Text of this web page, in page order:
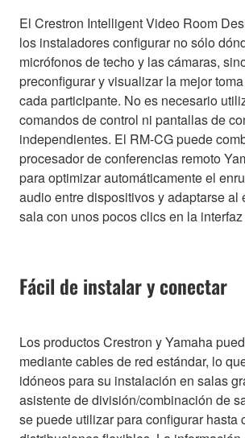
El Crestron Intelligent Video Room
los instaladores configurar no sólo
micrófonos de techo y las cámaras,
preconfigurar y visualizar la mejor
cada participante. No es necesario
comandos de control ni pantallas de
independientes. El RM-CG puede
procesador de conferencias remoto
para optimizar automáticamente el
audio entre dispositivos y adaptarse al
sala con unos pocos clics en la
Fácil de instalar y conectar
Los productos Crestron y Yamaha
mediante cables de red estándar, lo
idóneos para su instalación en salas
asistente de división/combinación de
se puede utilizar para configurar hasta